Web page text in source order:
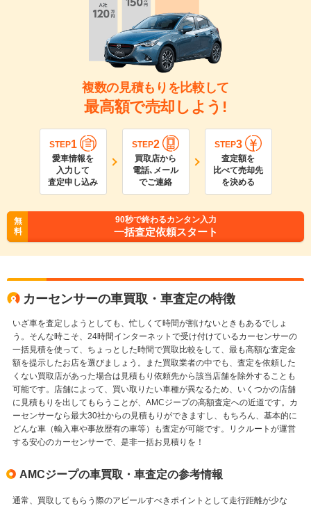
複数の見積もりを比較して
最高額で売却しよう!
STEP1
愛車情報を
入力して
査定申し込み
STEP2
買取店から
電話､メール
でご連絡
STEP3
査定額を
比べて売却先
を決める
無
料
90秒で終わるカンタン入力
一括査定依頼スタート
カーセンサーの車買取・車査定の特徴
いざ車を査定しようとしても、忙しくて時間が割けないときもあるでしょ
う。そんな時こそ、24時間インターネットで受け付けているカーセンサーの
一括見積を使って、ちょっとした時間で買取比較をして、最も高額な査定金
額を提示したお店を選びましょう。また買取業者の中でも、査定を依頼した
くない買取店があった場合は見積もり依頼先から該当店舗を除外することも
可能です。店舗によって、買い取りたい車種が異なるため、いくつかの店舗
に見積もりを出してもらうことが、AMCジープの高額査定への近道です。カ
ーセンサーなら最大30社からの見積もりができますし、もちろん、基本的に
どんな車（輸入車や事故歴有の車等）も査定が可能です。リクルートが運営
する安心のカーセンサーで、是非一括お見積りを！
AMCジープの車買取・車査定の参考情報
通常、買取してもらう際のアピールすべきポイントとして走行距離が少な